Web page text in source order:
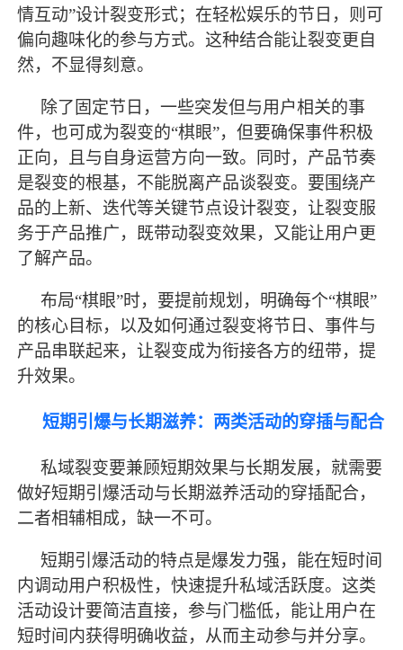
情互动”设计裂变形式；在轻松娱乐的节日，则可
偏向趣味化的参与方式。这种结合能让裂变更自
然，不显得刻意。
除了固定节日，一些突发但与用户相关的事
件，也可成为裂变的“棋眼”，但要确保事件积极
正向，且与自身运营方向一致。同时，产品节奏
是裂变的根基，不能脱离产品谈裂变。要围绕产
品的上新、迭代等关键节点设计裂变，让裂变服
务于产品推广，既带动裂变效果，又能让用户更
了解产品。
布局“棋眼”时，要提前规划，明确每个“棋眼”
的核心目标，以及如何通过裂变将节日、事件与
产品串联起来，让裂变成为衔接各方的纽带，提
升效果。
短期引爆与长期滋养：两类活动的穿插与配合
私域裂变要兼顾短期效果与长期发展，就需要
做好短期引爆活动与长期滋养活动的穿插配合，
二者相辅相成，缺一不可。
短期引爆活动的特点是爆发力强，能在短时间
内调动用户积极性，快速提升私域活跃度。这类
活动设计要简洁直接，参与门槛低，能让用户在
短时间内获得明确收益，从而主动参与并分享。